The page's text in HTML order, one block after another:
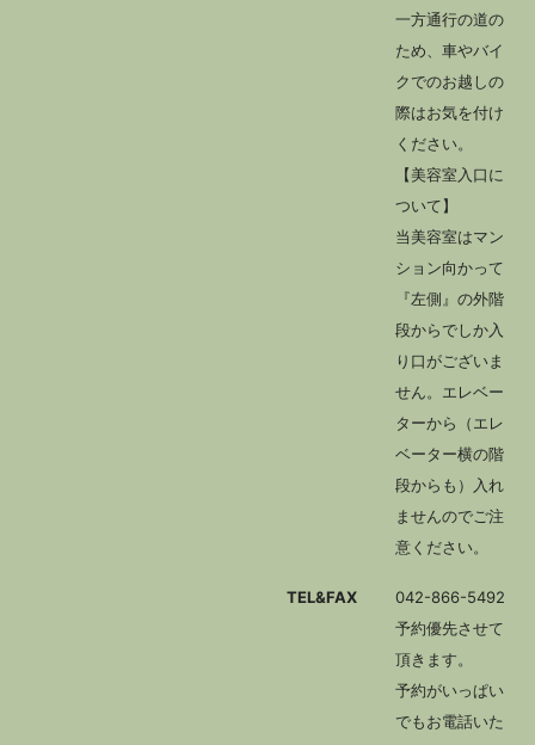
一方通行の道の
ため、車やバイ
クでのお越しの
際はお気を付け
ください。
【美容室入口に
ついて】
当美容室はマン
ション向かって
『左側』の外階
段からでしか入
り口がございま
せん。エレベー
ターから（エレ
ベーター横の階
段からも）入れ
ませんのでご注
意ください。
TEL&FAX
042-866-5492
予約優先させて
頂きます。
予約がいっぱい
でもお電話いた